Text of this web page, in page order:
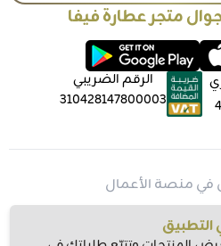
متجر عطارة فيفا
الرقم الضريبي
310428147800003
في منصة الأعمال